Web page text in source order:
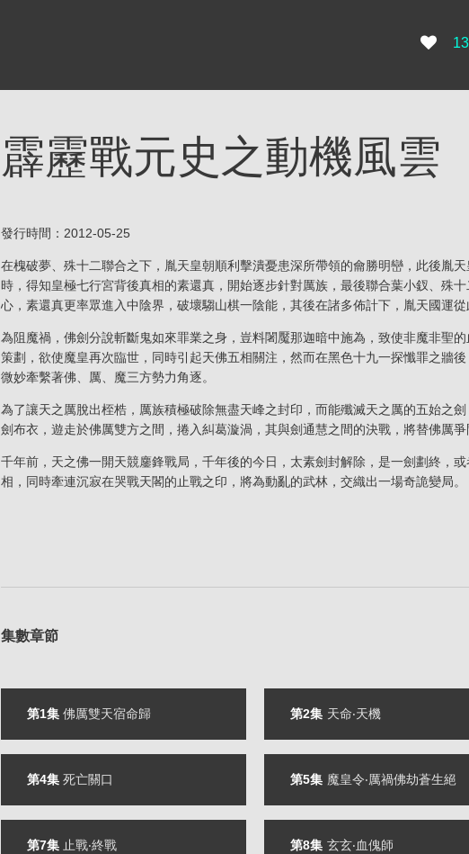
瀏覽數13
霹靂戰元史之動機風雲
發行時間：2012-05-25
在槐破夢 、殊十二聯合之下，胤天皇朝順利擊潰憂患深所帶領的龠勝明巒，此後胤
時，得知皇極七行宮背後真相的素還真 ，開始逐步針對厲族，最後聯合葉小釵 、殊十
心，素還真更率眾進入中陰界，破壞騶山棋一陰能，其後在諸多佈計下，胤天國運從
為阻魔禍，佛劍分說斬斷鬼如來罪業之身，豈料闍魘那迦暗中施為，致使非魔非聖的
策劃，欲使魔皇再次臨世，同時引起天佛五相關注，然而在黑色十九一探懺罪之牆後
微妙牽繫著佛、厲、魔三方勢力角逐。
為了讓天之厲脫出桎梏，厲族積極破除無盡天峰之封印，而能殲滅天之厲的五始之
劍布衣 ，遊走於佛厲雙方之間，捲入糾葛漩渦，其與劍通慧之間的決戰，將替佛厲爭
千年前， 天之佛一開天競鏖鋒戰局，千年後的今日，太素劍封解除，是一劍劃終，
相，同時牽連沉寂在哭戰天閣的止戰之印，將為動亂的武林，交織出一場奇詭變局。
集數章節
第1集 佛厲雙天宿命歸 第2集 天命‧天機
第4集 死亡關口 第5集 魔皇令‧厲禍佛劫蒼生絕
第7集 止戰‧終戰 第8集 玄玄‧血傀師